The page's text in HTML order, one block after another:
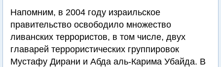
Напомним, в 2004 году израильское
правительство освободило множество
ливанских террористов, в том числе, двух
главарей террористических группировок
Мустафу Дирани и Абда аль-Карима Убайда. В